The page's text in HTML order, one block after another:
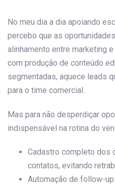
No meu dia a dia apoiando
percebo que as
alinhamento entre marketing
com produção de conteúdo
segmentadas, aquece leads
para o time comercial.
Mas para não desperdiçar
indispensável na rotina do
Cadastro completo dos
contatos, evitando
Automação de follow-